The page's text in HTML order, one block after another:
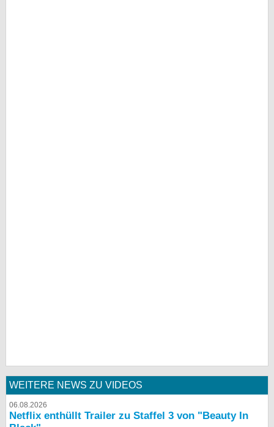
WEITERE NEWS ZU VIDEOS
06.08.2026
Netflix enthüllt Trailer zu Staffel 3 von "Beauty In